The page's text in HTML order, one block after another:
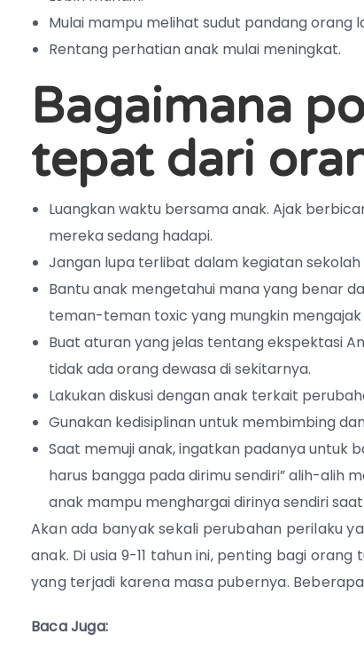
Mulai mampu melihat sudut pandang orang
Rentang perhatian anak mulai meningkat.
Bagaimana
tepat dari
Luangkan waktu bersama anak. Ajak
mereka sedang hadapi.
Jangan lupa terlibat dalam kegiatan
Bantu anak mengetahui mana yang benar
teman-teman toxic yang mungkin
Buat aturan yang jelas tentang ekspektasi
tidak ada orang dewasa di sekitarnya.
Lakukan diskusi dengan anak terkait
Gunakan kedisiplinan untuk membimbing
Saat memuji anak, ingatkan padanya untuk
harus bangga pada dirimu sendiri” alih-alih
anak mampu menghargai dirinya sendiri
Akan ada banyak sekali perubahan perilaku
anak. Di usia 9-11 tahun ini, penting bagi
yang terjadi karena masa pubernya.
Baca Juga: